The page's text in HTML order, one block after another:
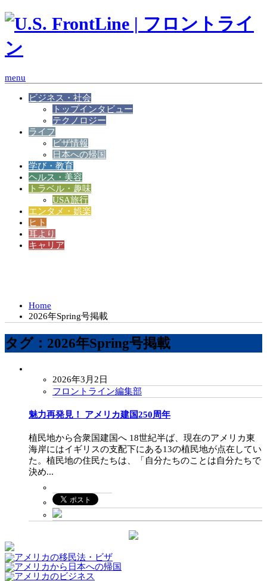
menu
ビジネス・社会
トップインタビュー
テクノロジー
ライフ
ビザ情報
日本への帰国
学び・教育
ヘルス・美容
トラベル・趣味
USA旅行
エンタメ・娯楽
ヒト
耳より
キャリア
Home
2026年Spring号掲載
タグ：2026年Spring号掲載
2026年3月2日
フロントライン編集部
魅力再発見！ アメリカ建国250周年
植民地から合衆国建国へ 18世紀半ば、現在のアメリカ東
海岸にはイギリスの支配下にある13の植民地が点在してい
た。植民地の住民たちは、「自分たちのことは自分たちで
決め...